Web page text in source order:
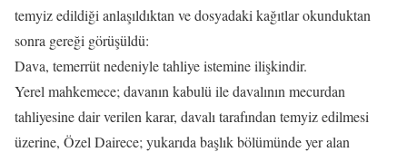
temyiz edildiği anlaşıldıktan ve dosyadaki kağıtlar okunduktan
sonra gereği görüşüldü:
Dava, temerrüt nedeniyle tahliye istemine ilişkindir.
Yerel mahkemece; davanın kabulü ile davalının mecurdan
tahliyesine dair verilen karar, davalı tarafından temyiz edilmesi
üzerine, Özel Dairece; yukarıda başlık bölümünde yer alan